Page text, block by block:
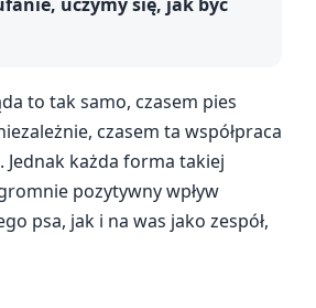
to tak samo, czasem pies
czasem ta współpraca
Jednak każda forma takiej
pozytywny wpływ
psa, jak i na was jako zespół,